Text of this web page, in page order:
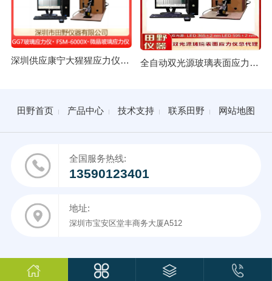
深圳供应康宁大猩猩应力仪 GG7玻璃应力仪总代理 全自动双光源玻璃表面应力仪FSM-6000X授权合作供应商
田野首页 产品中心 技术支持 联系田野 网站地图
全国服务热线:
13590123401
地址:
深圳市宝安区堂丰商务大厦A512